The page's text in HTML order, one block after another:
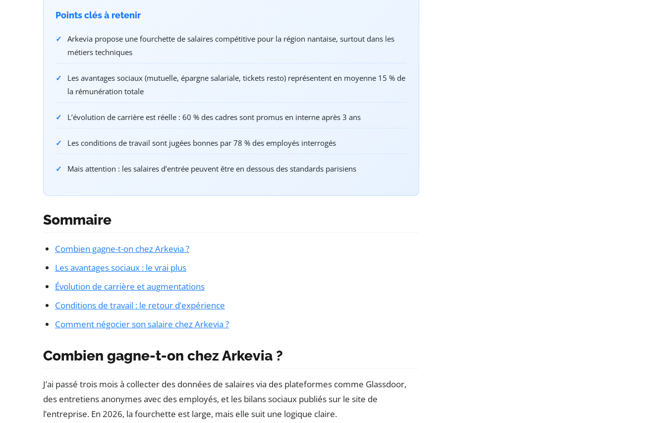
Points clés à retenir
Arkevia propose une fourchette de salaires compétitive pour la région nantaise, surtout dans les
métiers techniques
Les avantages sociaux (mutuelle, épargne salariale, tickets resto) représentent en moyenne 15 % de
la rémunération totale
L’évolution de carrière est réelle : 60 % des cadres sont promus en interne après 3 ans
Les conditions de travail sont jugées bonnes par 78 % des employés interrogés
Mais attention : les salaires d’entrée peuvent être en dessous des standards parisiens
Sommaire
Combien gagne-t-on chez Arkevia ?
Les avantages sociaux : le vrai plus
Évolution de carrière et augmentations
Conditions de travail : le retour d’expérience
Comment négocier son salaire chez Arkevia ?
Combien gagne-t-on chez Arkevia ?
J’ai passé trois mois à collecter des données de salaires via des plateformes comme Glassdoor,
des entretiens anonymes avec des employés, et les bilans sociaux publiés sur le site de
l’entreprise. En 2026, la fourchette est large, mais elle suit une logique claire.